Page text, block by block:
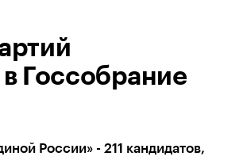
Госсобрание
России» - 211 кандидатов,